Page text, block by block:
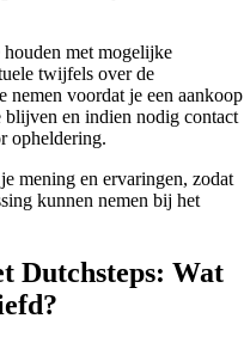
met mogelijke
twijfels over de
nemen voordat je een aankoop
blijven en indien nodig contact
opheldering.
mening en ervaringen, zodat
kunnen nemen bij het
Dutchsteps: Wat